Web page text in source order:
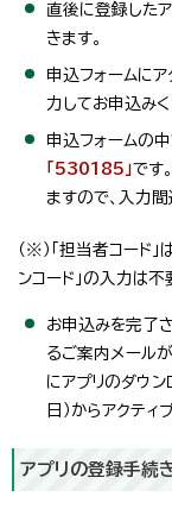
直後に登録した
きます。
申込フォームにア
力してお申込みく
申込フォームの
「530185」です
ますので、入力
（※）「担当者コード
ンコード」の入力は不
お申込みを完了
るご案内メール
にアプリのダウ
日）からアクティ
アプリの登録手続